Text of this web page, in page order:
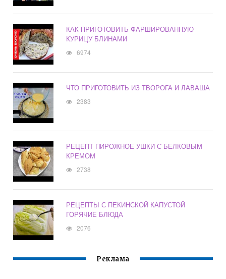
КАК ПРИГОТОВИТЬ ФАРШИРОВАННУЮ
КУРИЦУ БЛИНАМИ
6974
ЧТО ПРИГОТОВИТЬ ИЗ ТВОРОГА И ЛАВАША
2383
РЕЦЕПТ ПИРОЖНОЕ УШКИ С БЕЛКОВЫМ
КРЕМОМ
2738
РЕЦЕПТЫ С ПЕКИНСКОЙ КАПУСТОЙ
ГОРЯЧИЕ БЛЮДА
2076
Реклама